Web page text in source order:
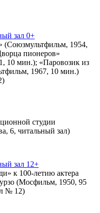
зал 0+
1954,
пионеров»
10 мин.); «Паровозик из
1967, 10 мин.)
студии
6, читальный зал)
зал 12+
к 100-летию актера
(Мосфильм, 1950, 95
№ 12)